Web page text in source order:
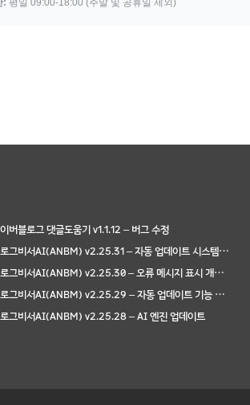
버블로그 댓글도움기 v1.1.12 – 버그 수정
[업데이트 안내] 블로그비서AI(ANBM) v2.25.31 – 자동 업데이트 시스템 안정성 강화
[업데이트 안내] 블로그비서AI(ANBM) v2.25.30 – 오류 메시지 표시 개선 및 안정성 강화
[업데이트 안내] 블로그비서AI(ANBM) v2.25.29 – 자동 업데이트 기능 추가 (마지막 수동 업데이트 안내)
로그비서AI(ANBM) v2.25.28 – AI 엔진 업데이트